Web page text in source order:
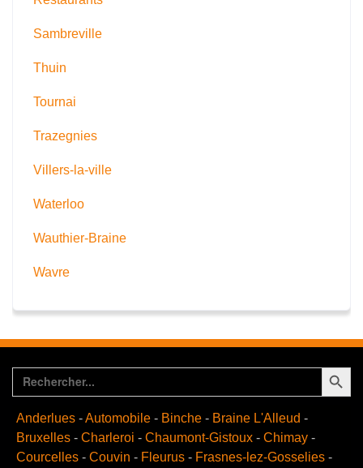
Sambreville
Thuin
Tournai
Trazegnies
Villers-la-ville
Waterloo
Wauthier-Braine
Wavre
Search
for:
Search Button
Anderlues -Automobile - Binche - Braine L'Alleud -
Bruxelles - Charleroi - Chaumont-Gistoux - Chimay -
Courcelles - Couvin - Fleurus - Frasnes-lez-Gosselies -